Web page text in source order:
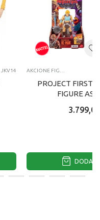
JKV14 AKCIONE FIGURE I SETOVI
PROJECT FIRST
FIGURE
3.799,00
DODAJ